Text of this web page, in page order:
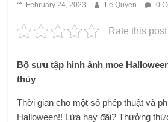
February 24, 2023 Le Quyen 0
Rate this post
Bộ sưu tập hình ảnh moe
thủy
Thời gian cho một số phép thuật và
Halloween!! Lừa hay đãi? Thưởng